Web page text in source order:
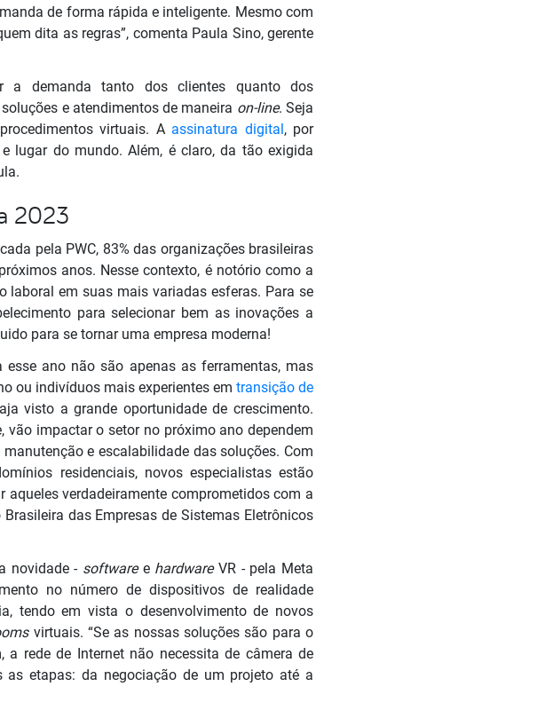
de forma rápida e inteligente. Mesmo com
dita as regras”, comenta Paula Sino, gerente
a demanda tanto dos clientes quanto dos
e atendimentos de maneira on-line. Seja
virtuais. A assinatura digital, por
lugar do mundo. Além, é claro, da tão exigida
2023
pela PWC, 83% das organizações brasileiras
anos. Nesse contexto, é notório como a
em suas mais variadas esferas. Para se
para selecionar bem as inovações a
para se tornar uma empresa moderna!
esse ano não são apenas as ferramentas, mas
ou indivíduos mais experientes em transição de
visto a grande oportunidade de crescimento.
vão impactar o setor no próximo ano dependem
e escalabilidade das soluções. Com
residenciais, novos especialistas estão
aqueles verdadeiramente comprometidos com a
das Empresas de Sistemas Eletrônicos
novidade - software e hardwareVR - pela Meta
no número de dispositivos de realidade
tendo em vista o desenvolvimento de novos
virtuais. “Se as nossas soluções são para o
rede de Internet não necessita de câmera de
as etapas: da negociação de um projeto até a